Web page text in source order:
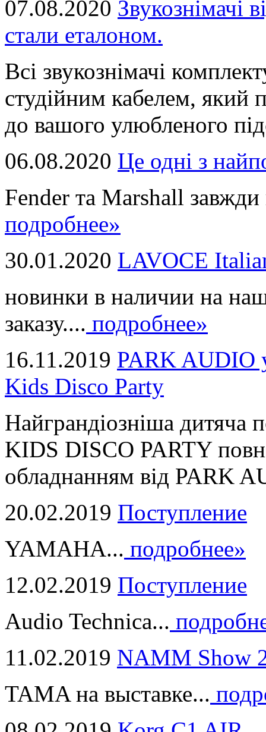
07.08.2020 Звукознімачі
стали еталоном.
Всі звукознімачі
студійним кабелем, який
до вашого улюбленого
06.08.2020 Це однi з
Fender та Marshall завжди
подробнее»
30.01.2020 LAVOCE
новинки в наличии на
заказу.... подробнее»
16.11.2019 PARK AUDIO
Kids Disco Party
Найграндіозніша дитяча
KIDS DISCO PARTY
обладнанням від PARK
20.02.2019 Поступление
YAMAHA... подробнее»
12.02.2019 Поступление
Audio Technica...
11.02.2019 NAMM Show
TAMA на выставке...